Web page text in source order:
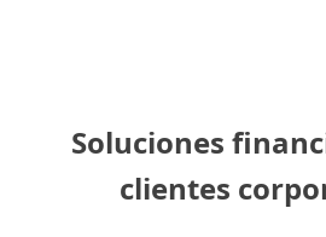
Soluciones
clientes